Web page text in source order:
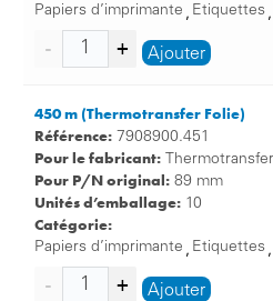
Papiers d’imprimante , Etiquettes ,
Ajouter
450 m (Thermotransfer Folie)
Référence: 7908900.451
Pour le fabricant:
Pour P/N original: 89 mm
Unités d’emballage: 10
Catégorie:
Papiers d’imprimante , Etiquettes ,
Ajouter